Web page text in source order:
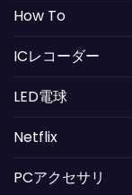
How To
ICレコーダー
LED電球
Netflix
PCアクセサリ